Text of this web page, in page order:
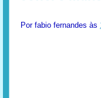
Por fabio fernandes às